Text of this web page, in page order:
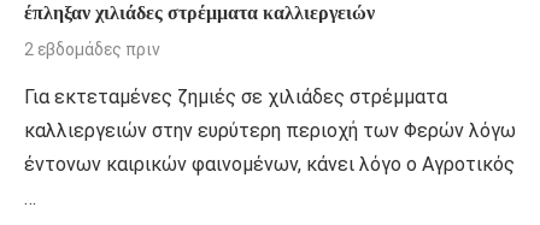
έπληξαν χιλιάδες στρέμματα καλλιεργειών
2 εβδομάδες πριν
Για εκτεταμένες ζημιές σε χιλιάδες στρέμματα
καλλιεργειών στην ευρύτερη περιοχή των Φερών λόγω
έντονων καιρικών φαινομένων, κάνει λόγο ο Αγροτικός
…